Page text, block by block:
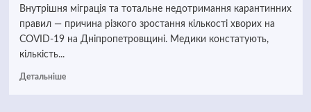
Внутрішня міграція та тотальне недотримання карантинних
правил — причина різкого зростання кількості хворих на
COVID-19 на Дніпропетровщині. Медики констатують,
кількість...
Детальніше